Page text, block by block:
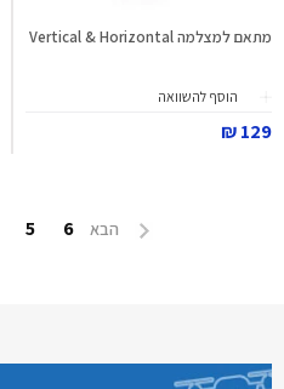
מתאם למצלמה Vertical & Horizontal
הוסף להשוואה
129 ₪
הבא 6
5